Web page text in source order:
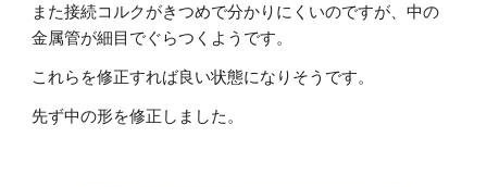
また接続コルクがきつめで分かりにくいのですが、中の
金属管が細目でぐらつくようです。
これらを修正すれば良い状態になりそうです。
先ず中の形を修正しました。